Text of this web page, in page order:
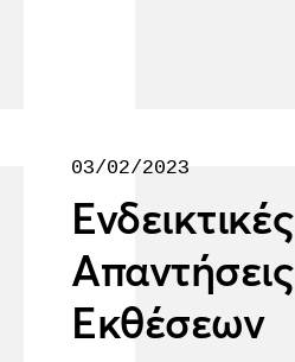
03/02/2023
Ενδεικτικές
Απαντήσεις
Εκθέσεων